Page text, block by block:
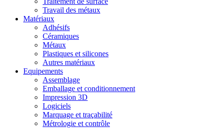
Travail des métaux
Matériaux
Adhésifs
Céramiques
Métaux
Plastiques et silicones
Autres matériaux
Equipements
Assemblage
Emballage et conditionnement
Impression 3D
Logiciels
Marquage et traçabilité
Métrologie et contrôle